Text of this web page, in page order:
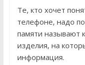
Те, кто хочет
телефоне, надо
памяти называют
изделия, на
информация.